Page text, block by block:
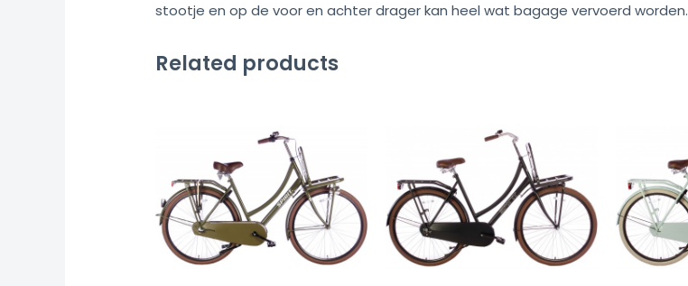
stootje en op de voor en achter drager kan heel wat bagage vervoerd worden.
Related products